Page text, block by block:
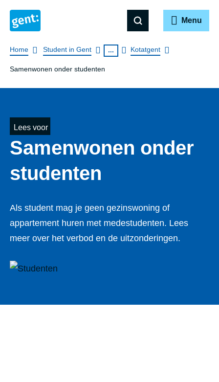
Menu
Breadcrumb
Home Student in Gent ... Kotatgent
Samenwonen onder studenten
Lees voor
Samenwonen onder
studenten
Als student mag je geen gezinswoning of
appartement huren met medestudenten. Lees
meer over het verbod en de uitzonderingen.